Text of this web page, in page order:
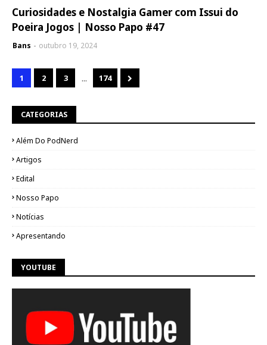
Curiosidades e Nostalgia Gamer com Issui do
Poeira Jogos | Nosso Papo #47
Bans outubro 19, 2024
1 2 3 ... 174
CATEGORIAS
Além Do PodNerd
Artigos
Edital
Nosso Papo
Notícias
Apresentando
YOUTUBE